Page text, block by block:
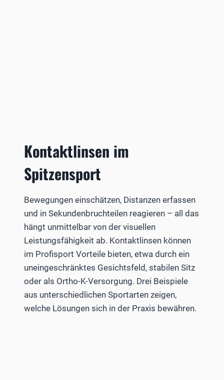
Kontaktlinsen im
Spitzensport
Bewegungen einschätzen, Distanzen erfassen
und in Sekundenbruchteilen reagieren – all das
hängt unmittelbar von der visuellen
Leistungsfähigkeit ab. Kontaktlinsen können
im Profisport Vorteile bieten, etwa durch ein
uneingeschränktes Gesichtsfeld, stabilen Sitz
oder als Ortho-K-Versorgung. Drei Beispiele
aus unterschiedlichen Sportarten zeigen,
welche Lösungen sich in der Praxis bewähren.